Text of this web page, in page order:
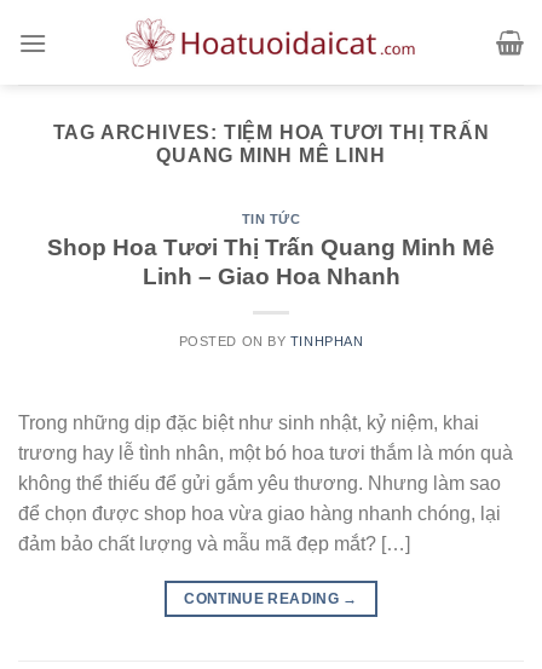
TAG ARCHIVES: TIỆM HOA TƯƠI THỊ TRẤN
QUANG MINH MÊ LINH
TIN TỨC
Shop Hoa Tươi Thị Trấn Quang Minh Mê
Linh – Giao Hoa Nhanh
POSTED ON BY TINHPHAN
Trong những dịp đặc biệt như sinh nhật, kỷ niệm, khai
trương hay lễ tình nhân, một bó hoa tươi thắm là món quà
không thể thiếu để gửi gắm yêu thương. Nhưng làm sao
để chọn được shop hoa vừa giao hàng nhanh chóng, lại
đảm bảo chất lượng và mẫu mã đẹp mắt? […]
CONTINUE READING →